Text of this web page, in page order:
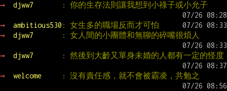
→
djww7 : 你的生存法則讓我想到小祿子或小允子
→ ambitious530 : 女生多的職場反而才可怕
→
djww7 : 女人間的小團體和無聊的碎嘴很煩人
→ djww7 : 然後到大齡又單身未婚的人都有一定的怪度
→ welcome : 沒有責任感，就不會被霸凌，共勉之